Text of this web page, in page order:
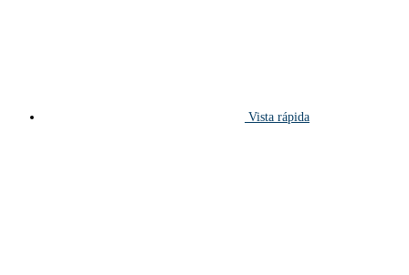
Vista rápida